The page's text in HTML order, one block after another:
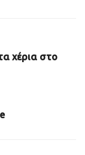
χέρια στο